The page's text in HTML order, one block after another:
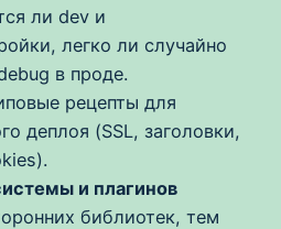
ли dev и
легко ли случайно
в проде.
рецепты для
деплоя (SSL, заголовки,
и плагинов
библиотек, тем